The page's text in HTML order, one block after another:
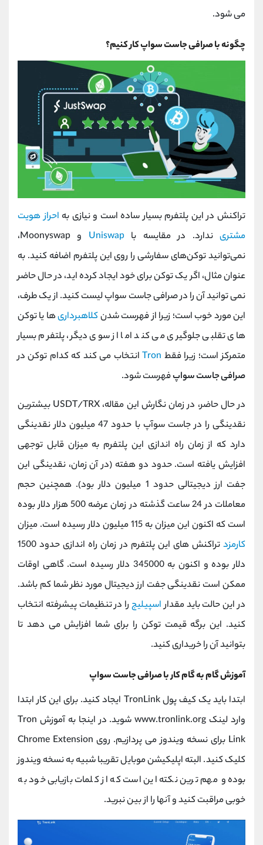
می شود.
چگونه با صرافی جاست سواپ کار کنیم؟
تراکنش در این پلتفرم بسیار ساده است و نیازی به احراز هویت
مشتریندارد. در مقایسه باUniswap
و Moonyswap،
نمی‌توانید توکن‌های سفارشی را روی این پلتفرم اضافه کنید. به
عنوان مثال، اگر یک توکن برای خود ایجاد کرده اید، در حال حاضر
نمی توانید آن را در صرافی جاست سواپ لیست کنید. از یک طرف،
این مورد خوب است؛ زیرا از فهرست شدنکلاهبرداریها یا توکن
های تقلبی جلوگیری می کند اما از سوی دیگر، پلتفرم بسیار
متمرکز است؛ زیرا فقط Tronانتخاب می کند که کدام توکن در
صرافی جاست سواپفهرست شود.
در حال حاضر، در زمان نگارش این مقاله، USDT/TRX بیشترین
نقدینگی را در جاست سوآپ با حدود 47 میلیون دلار نقدینگی
دارد که از زمان راه اندازی این پلتفرم به میزان قابل توجهی
افزایش یافته است. حدود دو هفته (در آن زمان، نقدینگی این
جفت ارز دیجیتالی حدود 1 میلیون دلار بود). همچنین حجم
معاملات در 24 ساعت گذشته در زمان عرضه 500 هزار دلار بوده
است که اکنون این میزان به 115 میلیون دلار رسیده است. میزان
کارمزد
تراکنش های این پلتفرم در زمان راه اندازی حدود 1500
دلار بوده و اکنون به 345000 دلار رسیده است. گاهی اوقات
ممکن است نقدینگی جفت ارز دیجیتال مورد نظر شما کم باشد.
در این حالت باید مقداراسپیلیج را در تنظیمات پیشرفته انتخاب
کنید. این برگه قیمت توکن را برای شما افزایش می دهد تا
بتوانید آن را خریداری کنید.
آموزش گام به گام کار با صرافی جاست سواپ
ابتدا باید یک کیف پول TronLink ایجاد کنید. برای این کار ابتدا
وارد لینک www.tronlink.org شوید. در اینجا به آموزش Tron
Link برای نسخه ویندوز می پردازیم. روی Chrome Extension
کلیک کنید. البته اپلیکیشن موبایل تقریبا شبیه به نسخه ویندوز
بوده و مهم ترین نکته این است که از کلمات بازیابی خود به
خوبی مراقبت کنید و آنها را از بین نبرید.